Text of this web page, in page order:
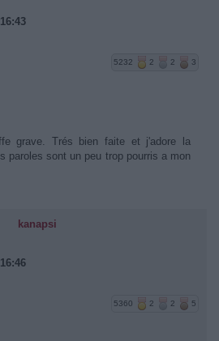
5232 2 2 3
grave. Trés bien faite et j'adore la
paroles sont un peu trop pourris a mon
kanapsi
5360 2 2 5